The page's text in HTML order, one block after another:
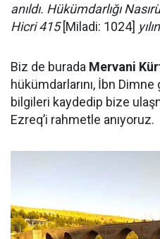
anıldı. Hükümdarlığı
Hicri 415[Miladi: 1024]
Biz de burada Mervani
hükümdarlarını, İbn
bilgileri kaydedip bize
Ezreq’i rahmetle anıyoruz.